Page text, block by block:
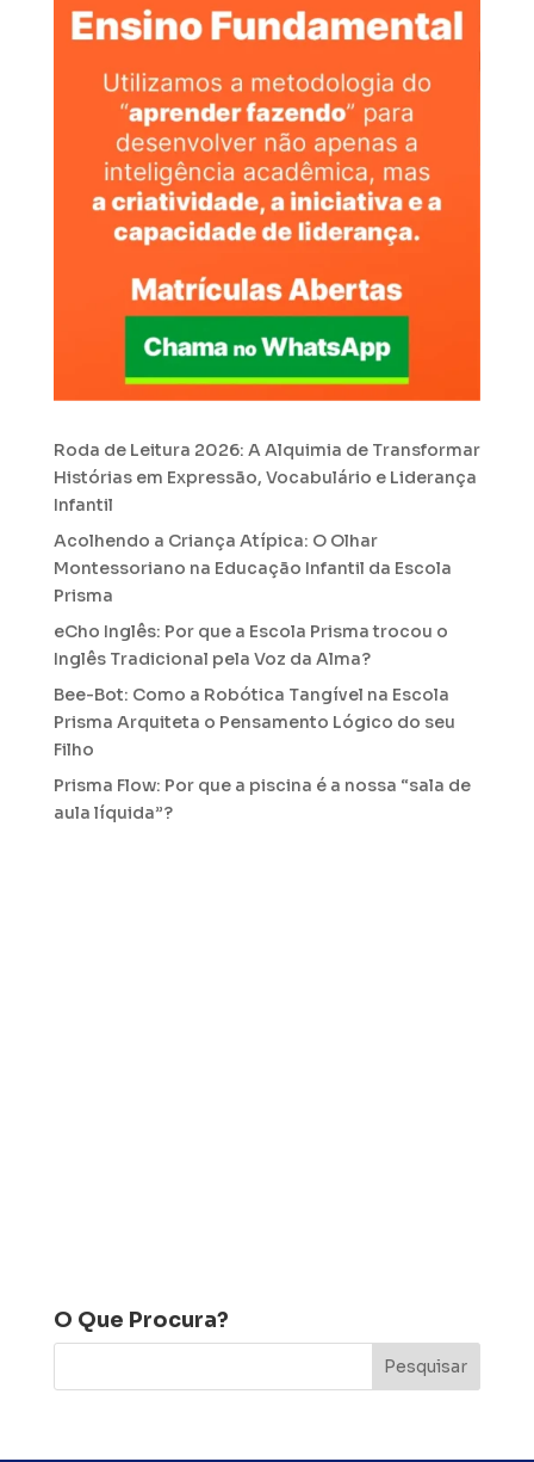
Roda de Leitura 2026: A Alquimia de Transformar
Histórias em Expressão, Vocabulário e Liderança
Infantil
Acolhendo a Criança Atípica: O Olhar
Montessoriano na Educação Infantil da Escola
Prisma
eCho Inglês: Por que a Escola Prisma trocou o
Inglês Tradicional pela Voz da Alma?
Bee-Bot: Como a Robótica Tangível na Escola
Prisma Arquiteta o Pensamento Lógico do seu
Filho
Prisma Flow: Por que a piscina é a nossa “sala de
aula líquida”?
O Que Procura?